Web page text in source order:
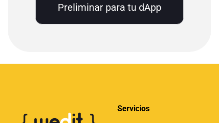
Preliminar para tu dApp
Servicios